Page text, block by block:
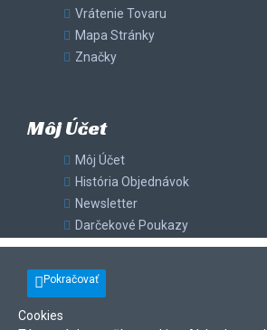
Vrátenie Tovaru
Mapa Stránky
Značky
Môj Účet
Môj Účet
História Objednávok
Newsletter
Darčekové Poukazy
Pokračovať
Cookies